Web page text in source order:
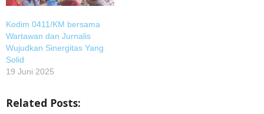
Kodim 0411/KM bersama
Wartawan dan Jurnalis
Wujudkan Sinergitas Yang
Solid
19 Juni 2025
Related Posts: